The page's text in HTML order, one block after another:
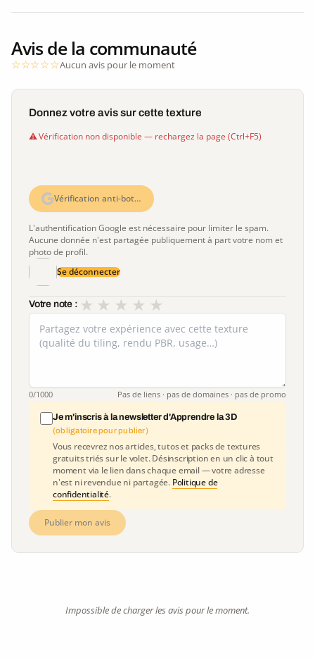
Avis de la communauté
Aucun avis pour le moment
Donnez votre avis sur cette texture
Vérification non disponible — rechargez la page (Ctrl+F5)
Vérification anti-bot…
L'authentification Google est nécessaire pour limiter le spam.
Aucune donnée n'est partagée publiquement à part votre nom et
photo de profil.
Se déconnecter
Votre note : ★
★
★
★
★
0/1000 Pas de liens · pas de domaines · pas de promo
Je m'inscris à la newsletter d'Apprendre la 3D
(obligatoire pour publier)
Vous recevrez nos articles, tutos et packs de textures
gratuits triés sur le volet. Désinscription en un clic à tout
moment via le lien dans chaque email — votre adresse
n'est ni revendue ni partagée. Politique de
confidentialité.
Publier mon avis
Impossible de charger les avis pour le moment.